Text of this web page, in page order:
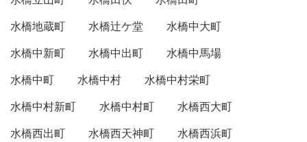
水橋地蔵町
水橋辻ケ堂
水橋中大町
水橋中新町
水橋中出町
水橋中馬場
水橋中町
水橋中村
水橋中村栄町
水橋中村新町
水橋中村町
水橋西大町
水橋西出町
水橋西天神町
水橋西浜町